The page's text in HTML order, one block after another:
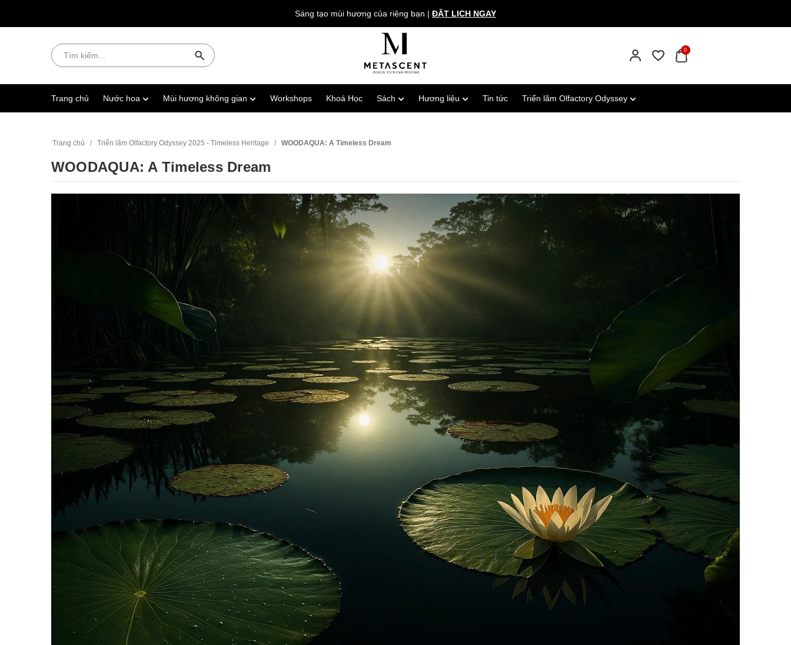
Sáng tạo mùi hương của riêng bạn | ĐẶT LỊCH NGAY
0
Trang chủ Nước hoa Mùi hương không gian Workshops Khoá Học Sách Hương liệu Tin tức Triển lãm Olfactory Odyssey
Trang chủ / Triển lãm Olfactory Odyssey 2025 - Timeless Heritage / WOODAQUA: A Timeless Dream
WOODAQUA: A Timeless Dream